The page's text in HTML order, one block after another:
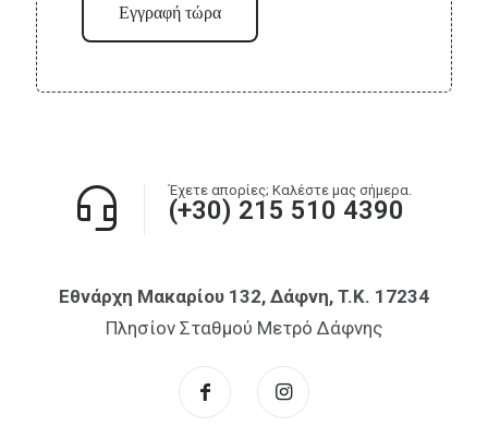
(+30) 215 510 4390
Έχετε απορίες; Καλέστε μας σήμερα.
Εθνάρχη Μακαρίου 132, Δάφνη, T.K. 17234
Πλησίον Σταθμού Μετρό Δάφνης